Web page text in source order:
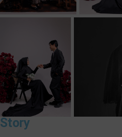
Story